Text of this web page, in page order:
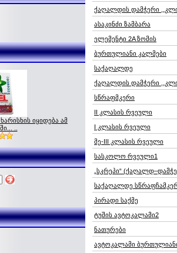
იყიდება ამ
..
ქაღალდის დამჭერი
ასაკინძი ზამბარა
ელემენტი 2A ზომის
ბურთულიანი კალმები
საქაღალდე
ქაღალდის დამჭერი
სწრაფმკერი
II კლასის რვეული
I კლასის რვეული
მე-III კლასის რვეული
სასკოლო რვეული1
„სკრეპი“
საქაღალდე
პირადი საქმე
ტუშის ავტოკალამი2
ნათურები
ავტოკალამი